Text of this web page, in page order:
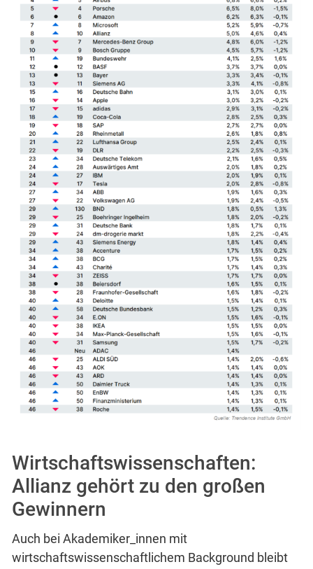
Wirtschaftswissenschaften:
Allianz gehört zu den großen
Gewinnern
Auch bei Akademiker_innen mit
wirtschaftswissenschaftlichem Background bleibt